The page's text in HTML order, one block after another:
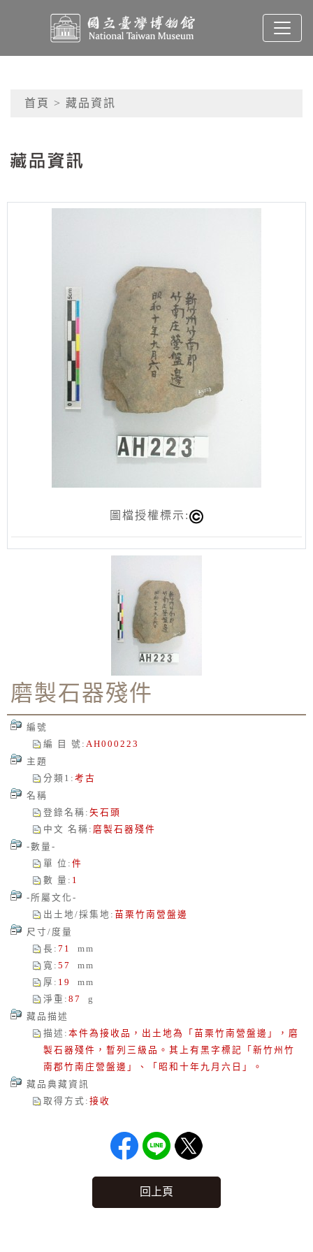
國立臺灣博物館典藏
網頁導覽
首頁 > 藏品資訊
圖檔授權標示:
磨製石器殘件
編號
編 目 號 : AH000223
主題
分類1 : 考古
名稱
登錄名稱 : 矢石頭
中文 名稱 : 磨製石器殘件
-數量-
單 位 : 件
數 量 : 1
-所屬文化-
出土地/採集地 : 苗栗竹南營盤邊
尺寸/度量
長 : 71
mm
寬 : 57
mm
厚 : 19
mm
淨重 : 87
g
藏品描述
描述 : 本件為接收品，出土地為「苗栗竹南營盤邊」，磨
製石器殘件，暫列三級品。其上有黑字標記「新竹州竹
南郡竹南庄營盤邊」、「昭和十年九月六日」。
藏品典藏資訊
取得方式 : 接收
回上頁